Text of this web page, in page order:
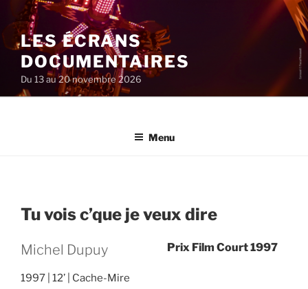
au
contenu
principal
LES ÉCRANS
DOCUMENTAIRES
Du 13 au 20 novembre 2026
Menu
Tu vois c’que je veux dire
Michel Dupuy
1997 12’ Cache-Mire
Prix Film Court 1997